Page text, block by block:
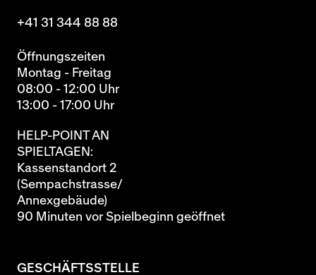
+41 31 344 88 88
Öffnungszeiten
Montag - Freitag
08:00 - 12:00 Uhr
13:00 - 17:00 Uhr
HELP-POINT AN
SPIELTAGEN:
Kassenstandort 2
(Sempachstrasse/
Annexgebäude)
90 Minuten vor Spielbeginn geöffnet
GESCHÄFTSSTELLE